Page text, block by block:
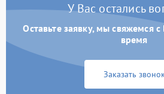
У Вас остались
Оставьте заявку, мы свяжемся
время
Заказать